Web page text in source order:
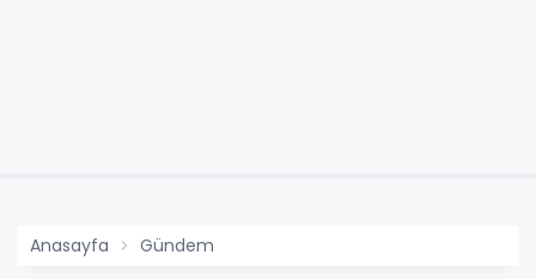
Anasayfa Gündem